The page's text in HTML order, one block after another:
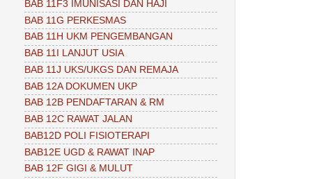
BAB 11F3 IMUNISASI DAN HAJI
BAB 11G PERKESMAS
BAB 11H UKM PENGEMBANGAN
BAB 11I LANJUT USIA
BAB 11J UKS/UKGS DAN REMAJA
BAB 12A DOKUMEN UKP
BAB 12B PENDAFTARAN & RM
BAB 12C RAWAT JALAN
BAB12D POLI FISIOTERAPI
BAB12E UGD & RAWAT INAP
BAB 12F GIGI & MULUT